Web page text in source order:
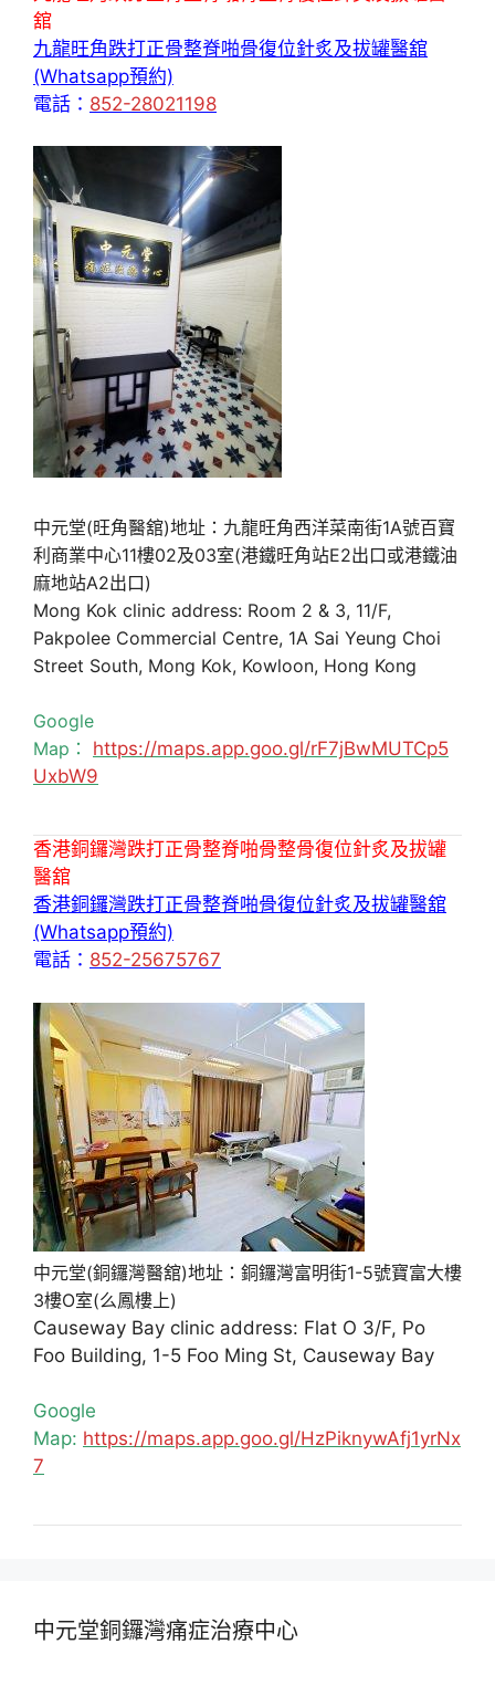
舘
九龍旺角跌打正骨整脊啪骨復位針炙及拔罐醫舘
(Whatsapp預約)
電話： 852-28021198
中元堂(旺角醫舘)地址：九龍旺角西洋菜南街1A號百寶
利商業中心11樓02及03室(港鐵旺角站E2出口或港鐵油
麻地站A2出口)
Mong Kok clinic address: Room 2 & 3, 11/F,
Pakpolee Commercial Centre, 1A Sai Yeung Choi
Street South, Mong Kok, Kowloon, Hong Kong
Google
Map： https://maps.app.goo.gl/rF7jBwMUTCp5
UxbW9
香港銅鑼灣跌打正骨整脊啪骨整骨復位針炙及拔罐
醫舘
香港銅鑼灣跌打正骨整脊啪骨復位針炙及拔罐醫舘
(Whatsapp預約)
電話： 852-25675767
中元堂(銅鑼灣醫舘)地址：銅鑼灣富明街1-5號寶富大樓
3樓O室(么鳳樓上)
Causeway Bay clinic address: Flat O 3/F, Po
Foo Building, 1-5 Foo Ming St, Causeway Bay
Google
Map: https://maps.app.goo.gl/HzPiknywAfj1yrNx
7
中元堂銅鑼灣痛症治療中心